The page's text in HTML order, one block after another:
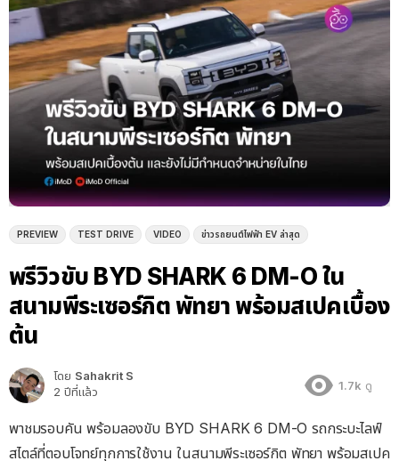
PREVIEW TEST DRIVE VIDEO ข่าวรถยนต์ไฟฟ้า EV ล่าสุด
พรีวิวขับ BYD SHARK 6 DM-O ใน
สนามพีระเซอร์กิต พัทยา พร้อมสเปคเบื้อง
ต้น
โดย Sahakrit S
2 ปีที่แล้ว
1.7k ดู
พาชมรอบคัน พร้อมลองขับ BYD SHARK 6 DM-O รถกระบะไลฟ์
สไตล์ที่ตอบโจทย์ทุกการใช้งาน ในสนามพีระเซอร์กิต พัทยา พร้อมสเปค